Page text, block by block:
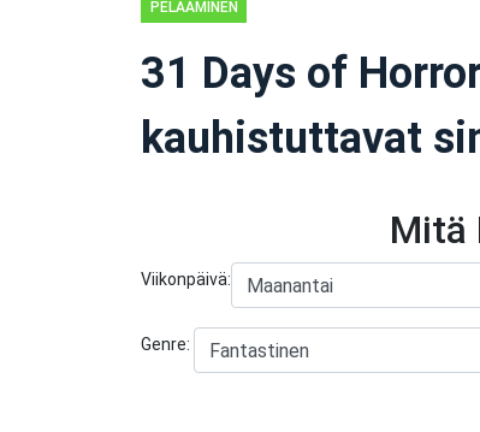
PELAAMINEN
31 Days of
kauhistuttavat
Mitä
Viikonpäivä:
Genre: